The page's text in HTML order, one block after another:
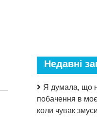
Недавні
Я думала, що
побачення в
коли чувак